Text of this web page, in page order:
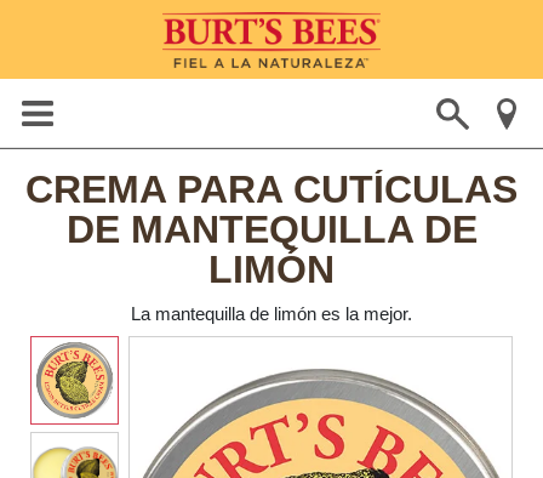
CREMA PARA CUTÍCULAS
DE MANTEQUILLA DE
LIMÓN
La mantequilla de limón es la mejor.